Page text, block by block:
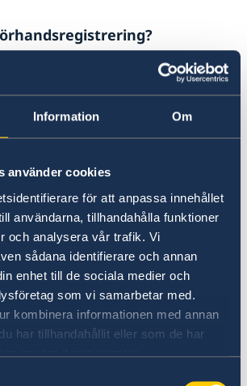
Information Om
använder cookies
för att anpassa innehållet
användarna, tillhandahålla funktioner
och analysera vår trafik. Vi
sådana identifierare och annan
enhet till de sociala medier och
som vi samarbetar med.
kombinera informationen med annan
har tillhandahållit eller som de har
använt deras tjänster.
du som är medborgare i ett
uppgifter från ditt pass
om inresevillkor
inom 72 timmar innan inresa
till/från Schengenområdet
att använda, men kan spara
genom att vissa uppgifter redan
när du anländer.